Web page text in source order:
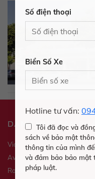
Số điện thoại
Biển Số Xe
Hotline tư vấn:
Tôi đã đọc và
sách về bảo mật
thông tin của mình
và đảm bảo bảo mật
pháp luật.
DANH MỤC SẢN
Vios
Avanza
Raize